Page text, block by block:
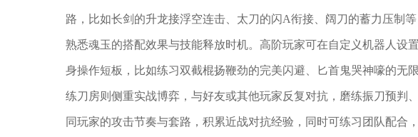
路，比如长剑的升龙接浮空连击、太刀的闪A衔接、阔刀的蓄力压制
熟悉魂玉的搭配效果与技能释放时机。高阶玩家可在自定义机器人设
身操作短板，比如练习双截棍扬鞭劲的完美闪避、匕首鬼哭神嚎的无
练刀房则侧重实战博弈，与好友或其他玩家反复对抗，磨练振刀预判
同玩家的攻击节奏与套路，积累近战对抗经验，同时可练习团队配合